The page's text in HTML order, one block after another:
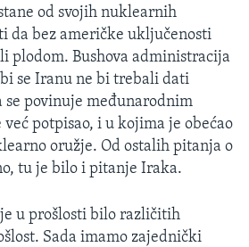
od svojih nuklearnih
da bez američke uključenosti
plodom. Bushova administracija
se Iranu ne bi trebali dati
povinuje međunarodnim
potpisao, i u kojima je obećao
oružje. Od ostalih pitanja o
tu je bilo i pitanje Iraka.
u prošlosti bilo različitih
Sada imamo zajednički